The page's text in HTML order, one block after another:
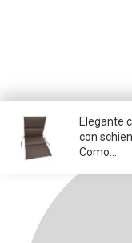
Elegante
con
Como...